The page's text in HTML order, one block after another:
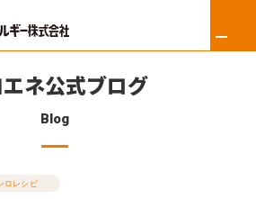
ネ公式ブログ
Blog
ロレシピ